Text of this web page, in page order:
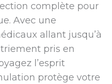
complète pour
Avec une
allant jusqu’à
pris en
l’esprit
protège votre